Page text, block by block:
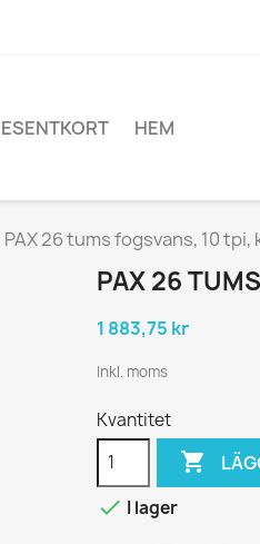
HEM
PAX 26 tums fogsvans, 10 tpi,
PAX 26
1 883,75 kr
Inkl. moms
Kvantitet

 I lager